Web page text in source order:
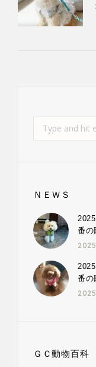
ＮＥＷＳ
番の
番の
ＧＣ動物百科